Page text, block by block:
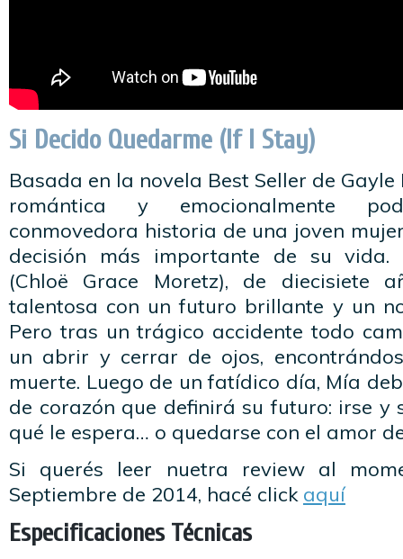
Si Decido Quedarme (If I Stay)
Basada en la novela Best Seller de
romántica y emocionalmente
conmovedora historia de una joven
decisión más importante de su vida.
(Chloë Grace Moretz), de diecisiete
talentosa con un futuro brillante y un
Pero tras un trágico accidente todo
un abrir y cerrar de ojos,
muerte. Luego de un fatídico día, Mía
de corazón que definirá su futuro: irse y
qué le espera… o quedarse con el amor
Si querés leer nuetra review al
Septiembre de 2014, hacé click aquí
Especificaciones Técnicas